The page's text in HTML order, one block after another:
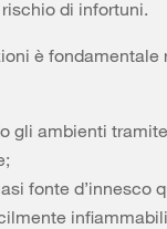
di infortuni.
è fondamentale
gli ambienti
fonte d’innesco